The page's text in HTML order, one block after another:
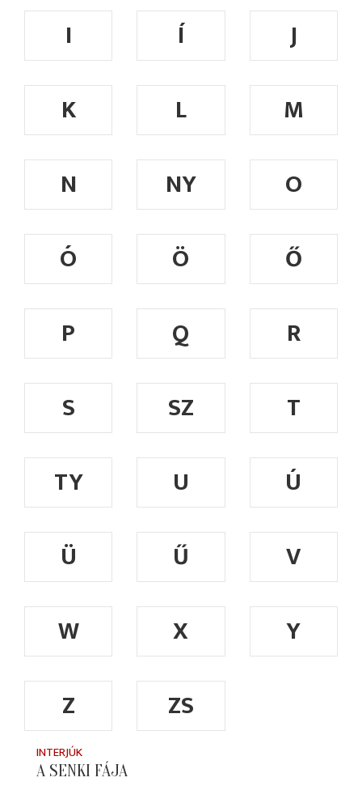
I Í
J
K
L
M
N
NY
O
Ó
Ö
Ő
P
Q
R
S
SZ
T
TY
U
Ú
Ü
Ű
V
W
X
Y
Z
ZS
INTERJÚK
A SENKI FÁJA